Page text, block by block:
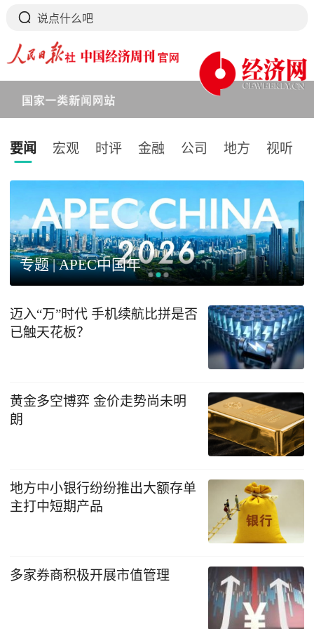
要闻 宏观 时评 金融 公司 地方 视听
下拉刷新
专题 | APEC中国年
迈入“万”时代 手机续航比拼是否
已触天花板？
黄金多空博弈 金价走势尚未明
朗
地方中小银行纷纷推出大额存单
主打中短期产品
多家券商积极开展市值管理